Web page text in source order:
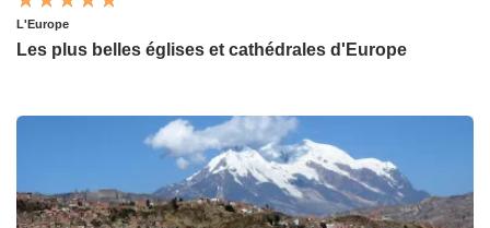
L'Europe
Les plus belles églises et cathédrales d'Europe